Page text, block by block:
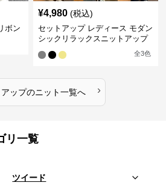
ボン
¥4,980 (税込)
セットアップ レディース モダン
シックリラックスニットアップ
全3色
ップのニット一覧へ ›
リ一覧
ツイード